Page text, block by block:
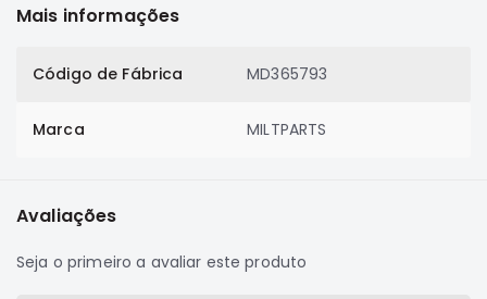
SUBARU
RANGER
MARCAS
TENACITY
Mais informações
Código de Fábrica MD365793
Marca MILTPARTS
Avaliações
Seja o primeiro a avaliar este produto